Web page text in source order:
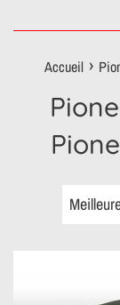
Accueil ›
Trier